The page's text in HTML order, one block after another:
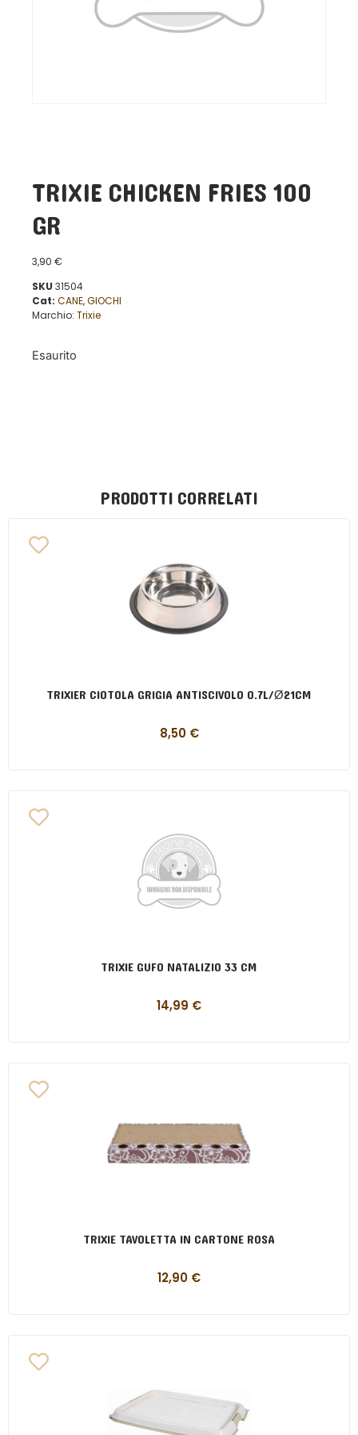
TRIXIE CHICKEN FRIES 100
GR
3,90 €
SKU 31504
Cat: CANE,GIOCHI
Marchio: Trixie
Esaurito
PRODOTTI CORRELATI
TRIXIER CIOTOLA GRIGIA ANTISCIVOLO 0.7L/Ø21CM
8,50 €
TRIXIE GUFO NATALIZIO 33 CM
14,99 €
TRIXIE TAVOLETTA IN CARTONE ROSA
12,90 €